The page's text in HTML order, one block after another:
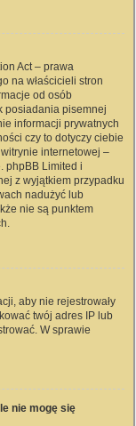
Act – prawa
na właścicieli stron
od osób
posiadania pisemnej
informacji prywatnych
czy to dotyczy ciebie
internetowej –
phpBB Limited i
z wyjątkiem przypadku
nadużyć lub
nie są punktem
aby nie rejestrowały
twój adres IP lub
W sprawie
nie mogę się